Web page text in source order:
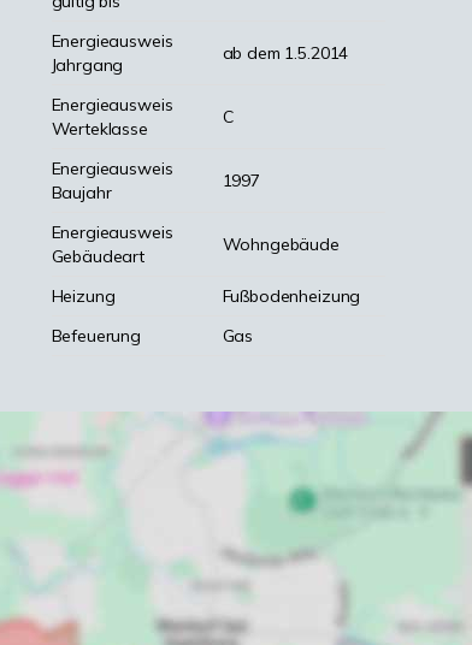
Energieausweis
Jahrgang
ab dem 1.5.2014
Energieausweis
Werteklasse
C
Energieausweis
Baujahr
1997
Energieausweis
Gebäudeart
Wohngebäude
Heizung
Fußbodenheizung
Befeuerung
Gas